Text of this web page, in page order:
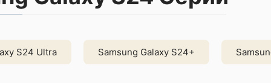
S24 Ultra Samsung Galaxy S24+